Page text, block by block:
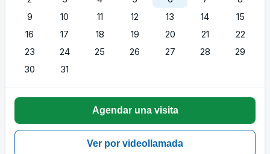
9
10 11 12 13 14
15
16
17 18 19 20 21
22
23
24 25 26 27 28
29
30
31